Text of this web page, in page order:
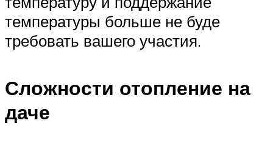
температуры больше не буде
требовать вашего участия.
Сложности отопление на
даче